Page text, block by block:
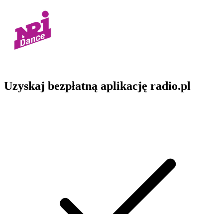
Uzyskaj bezpłatną aplikację radio.pl